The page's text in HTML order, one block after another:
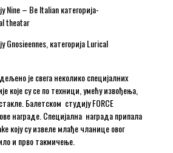
Nine – Be Italian категорија-
theatar
Gnosieennes, категорија Lurical
је свега неколико специјалних
које су се по техници, умећу извођења,
Балетском студију FORCE
награде. Специјална награда припала
коју су извеле млађе чланице овог
и прво такмичење.